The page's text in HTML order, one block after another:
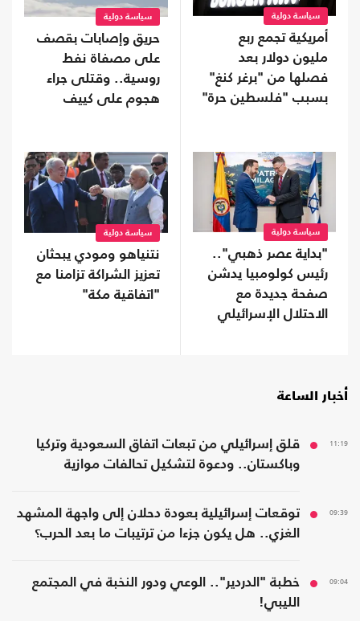
سياسة دولية
أمريكية تجمع ربع
مليون دولار بعد
فصلها من "برغر كنغ"
بسبب "فلسطين حرة"
سياسة دولية
حريق وإصابات بقصف
على مصفاة نفط
روسية.. وقتلى جراء
هجوم على كييف
سياسة دولية
"بداية عصر ذهبي"..
رئيس كولومبيا يدشن
صفحة جديدة مع
الاحتلال الإسرائيلي
سياسة دولية
نتنياهو ومودي يبحثان
تعزيز الشراكة تزامنا مع
"اتفاقية مكة"
أخبار الساعة
11:19
قلق إسرائيلي من تبعات اتفاق السعودية وتركيا
وباكستان.. ودعوة لتشكيل تحالفات موازية
09:39
توقعات إسرائيلية بعودة دحلان إلى واجهة المشهد
الغزي.. هل يكون جزءا من ترتيبات ما بعد الحرب؟
09:04
خطبة "الدردير".. الوعي ودور النخبة في المجتمع
الليبي!